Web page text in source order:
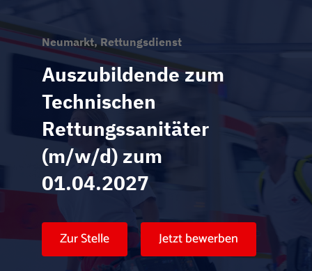
Neumarkt, Rettungsdienst
Auszubildende zum
Technischen
Rettungssanitäter
(m/w/d) zum
01.04.2027
Zur Stelle Jetzt bewerben